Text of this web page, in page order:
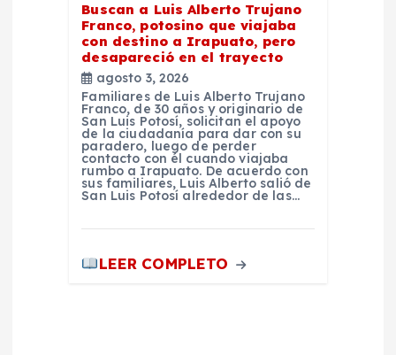
Buscan a Luis Alberto Trujano
Franco, potosino que viajaba
con destino a Irapuato, pero
desapareció en el trayecto
agosto 3, 2026
Familiares de Luis Alberto Trujano
Franco, de 30 años y originario de
San Luis Potosí, solicitan el apoyo
de la ciudadanía para dar con su
paradero, luego de perder
contacto con él cuando viajaba
rumbo a Irapuato. De acuerdo con
sus familiares, Luis Alberto salió de
San Luis Potosí alrededor de las…
LEER COMPLETO